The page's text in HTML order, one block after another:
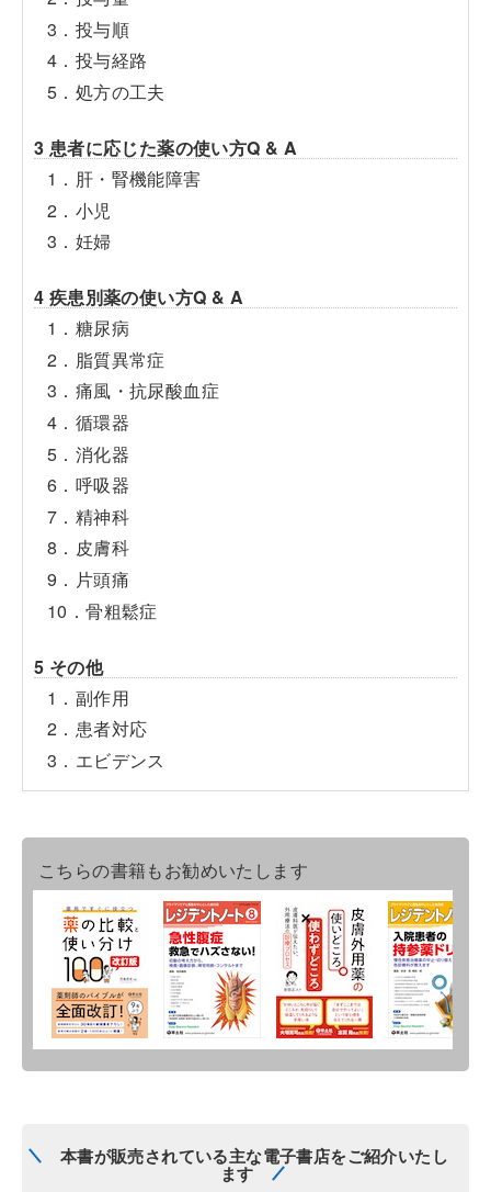
3．投与順
4．投与経路
5．処方の工夫
3 患者に応じた薬の使い方Q & A
1．肝・腎機能障害
2．小児
3．妊婦
4 疾患別薬の使い方Q & A
1．糖尿病
2．脂質異常症
3．痛風・抗尿酸血症
4．循環器
5．消化器
6．呼吸器
7．精神科
8．皮膚科
9．片頭痛
10．骨粗鬆症
5 その他
1．副作用
2．患者対応
3．エビデンス
こちらの書籍もお勧めいたします
本書が販売されている主な電子書店をご紹介いたし
ます